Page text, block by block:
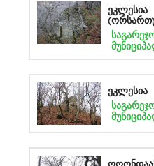
ეკლესია
ეკლესია